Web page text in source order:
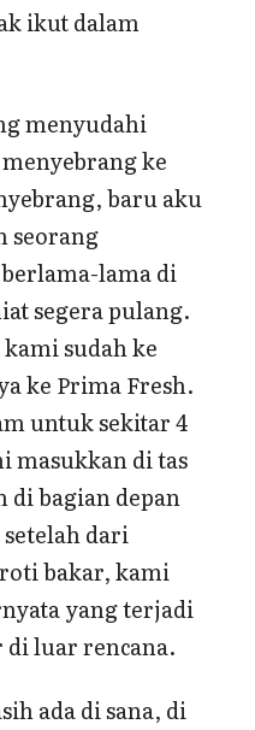
ikut dalam
menyudahi
ke
baru aku
seorang
lama di
segera pulang.
sudah ke
ke Prima Fresh.
untuk sekitar 4
masukkan di tas
bagian depan
dari
bakar, kami
yang terjadi
luar rencana.
ada di sana, di